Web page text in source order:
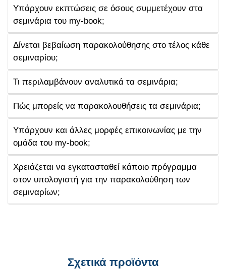
Υπάρχουν εκπτώσεις σε όσους συμμετέχουν στα
σεμινάρια του my-book;
Δίνεται βεβαίωση παρακολούθησης στο τέλος κάθε
σεμιναρίου;
Τι περιλαμβάνουν αναλυτικά τα σεμινάρια;
Πώς μπορείς να παρακολουθήσεις τα σεμινάρια;
Υπάρχουν και άλλες μορφές επικοινωνίας με την
ομάδα του my-book;
Χρειάζεται να εγκατασταθεί κάποιο πρόγραμμα
στον υπολογιστή για την παρακολούθηση των
σεμιναρίων;
Σχετικά προϊόντα